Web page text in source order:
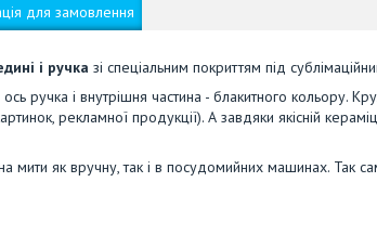
для замовлення
і ручка зі спеціальним покриттям під
ручка і внутрішня частина - блакитного кольору.
рекламної продукції). А завдяки якісній
мити як вручну, так і в посудомийних машинах. Так